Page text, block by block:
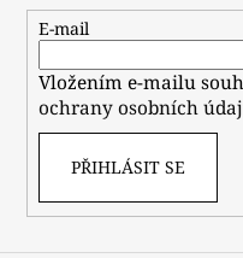
E-mail
Vložením e-mailu
ochrany osobních
PŘIHLÁSIT SE